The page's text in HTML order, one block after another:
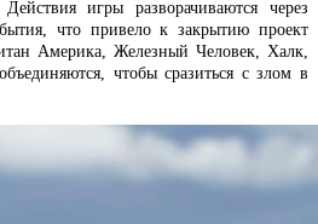
игры разворачиваются через
что привело к закрытию проект
Америка, Железный Человек, Халк,
чтобы сразиться с злом в